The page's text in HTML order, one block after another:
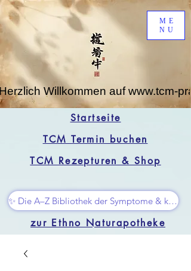
ME
NU
Willkommen auf www.tcm-
✨ Die A–Z Bibliothek der Symptome & kleine Superhelfer
zur Ethno Naturapotheke
TCM Termin buchen
Startseite
TCM Rezepturen & Shop